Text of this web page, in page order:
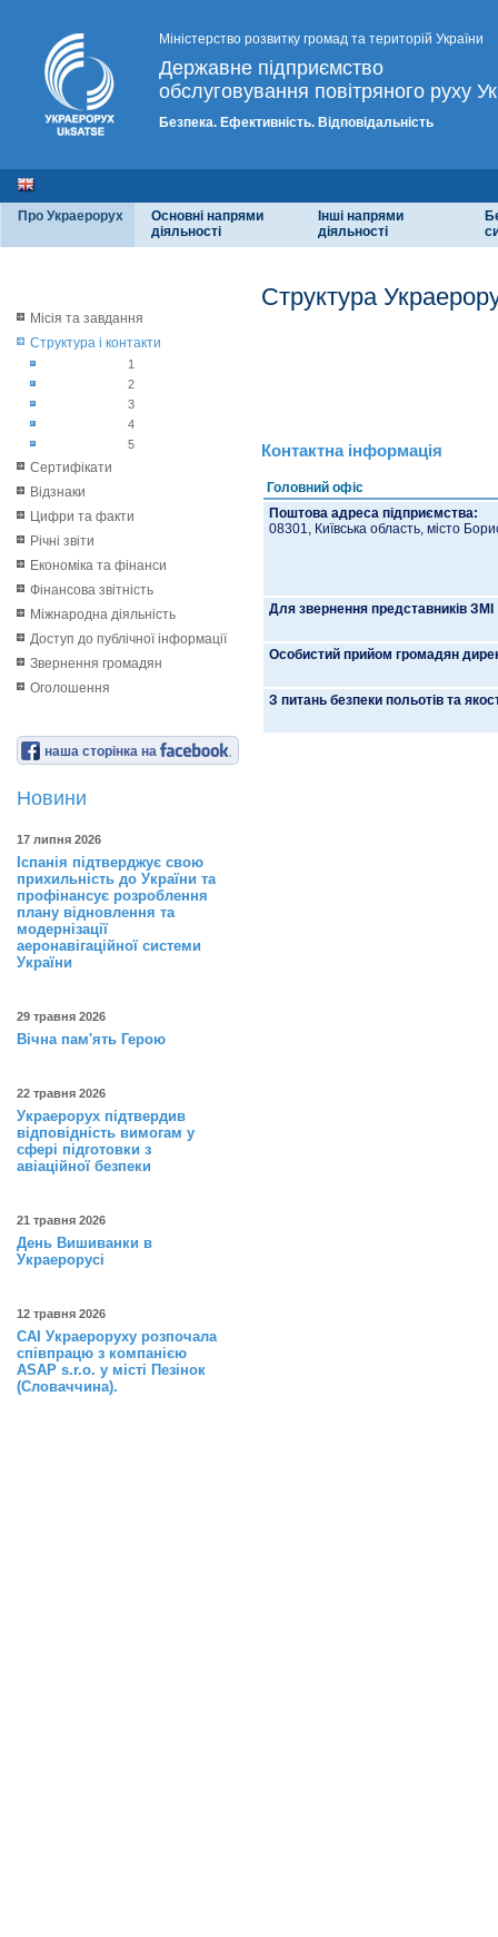
Міністерство розвитку громад та територій України
Державне підприємство
обслуговування повітряного руху
Безпека. Ефективність. Відповідальність
Про Украерорух
Основні напрями
діяльності
Інші напрями
діяльності
Місія та завдання
Структура і контакти
1
2
3
4
5
Сертифікати
Відзнаки
Цифри та факти
Річні звіти
Економіка та фінанси
Фінансова звітність
Міжнародна діяльність
Доступ до публічної інформації
Звернення громадян
Оголошення
наша сторінка на
Новини
17 липня 2026
Іспанія підтверджує свою
прихильність до України та
профінансує розроблення
плану відновлення та
модернізації
аеронавігаційної системи
України
29 травня 2026
Вічна пам'ять Герою
22 травня 2026
Украерорух підтвердив
відповідність вимогам у
сфері підготовки з
авіаційної безпеки
21 травня 2026
День Вишиванки в
Украерорусі
12 травня 2026
САІ Украероруху розпочала
співпрацю з компанією
ASAP s.r.o. у місті Пезінок
(Словаччина).
Структура
Контактна інформація
Головний офіс
Поштова адреса підприємства:
08301, Київська область, місто
Для звернення представників ЗМІ
Особистий прийом громадян
З питань безпеки польотів та